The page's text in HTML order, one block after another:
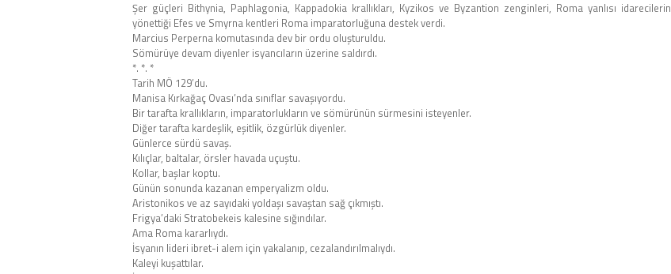
Şer güçleri Bithynia, Paphlagonia, Kappadokia krallıkları, Kyzikos ve Byzantion zenginleri, Roma yanlısı idarecilerin
yönettiği Efes ve Smyrna kentleri Roma imparatorluğuna destek verdi.
Marcius Perperna komutasında dev bir ordu oluşturuldu.
Sömürüye devam diyenler isyancıların üzerine saldırdı.
*. *. *
Tarih MÖ 129’du.
Manisa Kırkağaç Ovası’nda sınıflar savaşıyordu.
Bir tarafta krallıkların, imparatorlukların ve sömürünün sürmesini isteyenler.
Diğer tarafta kardeşlik, eşitlik, özgürlük diyenler.
Günlerce sürdü savaş.
Kılıçlar, baltalar, örsler havada uçuştu.
Kollar, başlar koptu.
Günün sonunda kazanan emperyalizm oldu.
Aristonikos ve az sayıdaki yoldaşı savaştan sağ çıkmıştı.
Frigya’daki Stratobekeis kalesine sığındılar.
Ama Roma kararlıydı.
İsyanın lideri ibret-i alem için yakalanıp, cezalandırılmalıydı.
Kaleyi kuşattılar.